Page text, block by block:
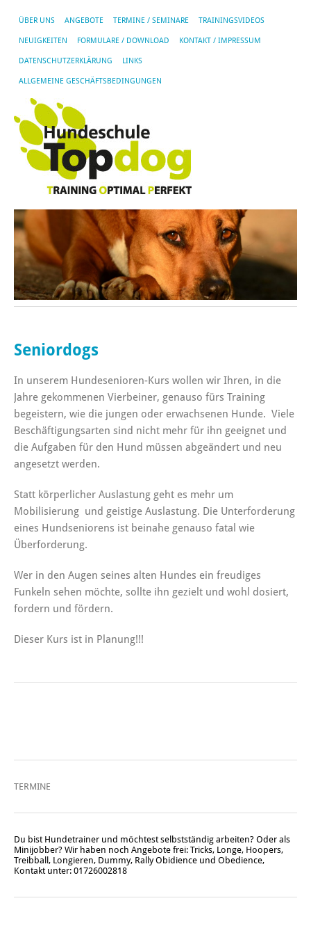
ÜBER UNS ANGEBOTE TERMINE / SEMINARE TRAININGSVIDEOS
NEUIGKEITEN FORMULARE / DOWNLOAD KONTAKT / IMPRESSUM
DATENSCHUTZERKLÄRUNG LINKS
ALLGEMEINE GESCHÄFTSBEDINGUNGEN
Seniordogs
In unserem Hundesenioren-Kurs wollen wir Ihren, in die
Jahre gekommenen Vierbeiner, genauso fürs Training
begeistern, wie die jungen oder erwachsenen Hunde. Viele
Beschäftigungsarten sind nicht mehr für ihn geeignet und
die Aufgaben für den Hund müssen abgeändert und neu
angesetzt werden.
Statt körperlicher Auslastung geht es mehr um
Mobilisierung und geistige Auslastung. Die Unterforderung
eines Hundseniorens ist beinahe genauso fatal wie
Überforderung.
Wer in den Augen seines alten Hundes ein freudiges
Funkeln sehen möchte, sollte ihn gezielt und wohl dosiert,
fordern und fördern.
Dieser Kurs ist in Planung!!!
TERMINE
Du bist Hundetrainer und möchtest selbstständig arbeiten? Oder als
Minijobber? Wir haben noch Angebote frei: Tricks, Longe, Hoopers,
Treibball, Longieren, Dummy, Rally Obidience und Obedience,
Kontakt unter: 01726002818